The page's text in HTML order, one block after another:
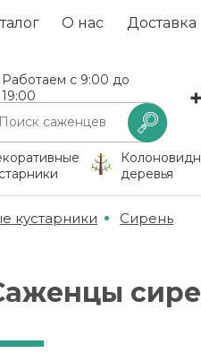
О нас Доставка
Работаем с 9:00 до
19:00
деревья
кустарники Сирень